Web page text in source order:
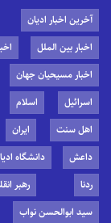
آخرین اخبار ادیان
اخبار بین الملل
اخبار مسیحیان جهان
اسرائیل
اسلام
اهل سنت
ایران
داعش
دانشگاه
ردنا
رهبر
سید ابوالحسن نواب